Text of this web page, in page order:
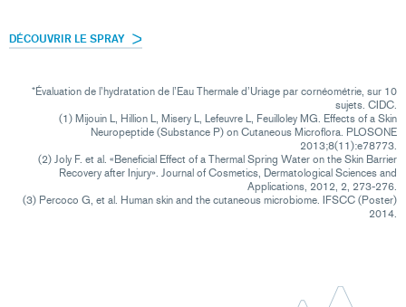
DÉCOUVRIR LE SPRAY
*Évaluation de l’hydratation de l’Eau Thermale d’Uriage par cornéométrie, sur 10
sujets. CIDC.
(1) Mijouin L, Hillion L, Misery L, Lefeuvre L, Feuilloley MG. Effects of a Skin
Neuropeptide (Substance P) on Cutaneous Microflora. PLOSONE
2013;8(11):e78773.
(2) Joly F. et al. «Beneficial Effect of a Thermal Spring Water on the Skin Barrier
Recovery after Injury». Journal of Cosmetics, Dermatological Sciences and
Applications, 2012, 2, 273-276.
(3) Percoco G, et al. Human skin and the cutaneous microbiome. IFSCC (Poster)
2014.